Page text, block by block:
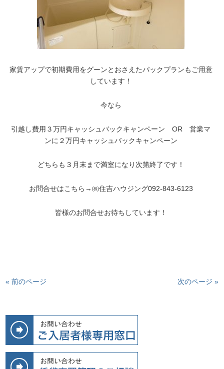
家賃アップで初期費用をグーンとおさえたパックプランもご用意
しています！
今なら
引越し費用３万円キャッシュバックキャンペーン OR 営業マ
ンに２万円キャッシュバックキャンペーン
どちらも３月末まで満室になり次第終了です！
お問合せはこちら→㈱住吉ハウジング092-843-6123
皆様のお問合せお待ちしています！
« 前のページ 次のページ »